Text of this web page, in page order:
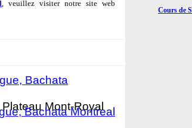
Bachata
Plateau Mont-Royal
Bachata Montreal
, veuillez visiter notre site web
Cours de